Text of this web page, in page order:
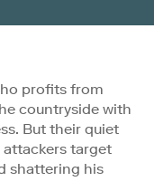
profits from
countryside with
But their quiet
attackers target
shattering his